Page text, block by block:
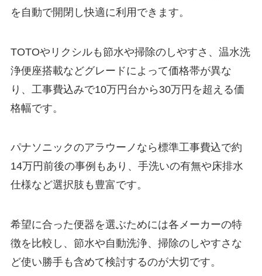
を自動で開閉し快適に利用できます。
TOTOやリクシルも節水や掃除のしやすさ、温水洗
浄便座搭載などグレードによって価格帯が異な
り、工事費込みで10万円台から30万円を超える価
格幅です。
パナソニックのアラウーノなら標準工事費込で約
14万円前後の事例もあり、手洗いの有無や床排水
仕様など選択肢も豊富です。
希望に合った便器を選ぶためには各メーカーの特
徴を比較し、節水や自動洗浄、掃除のしやすさな
ど使い勝手も含めて検討するのが大切です。